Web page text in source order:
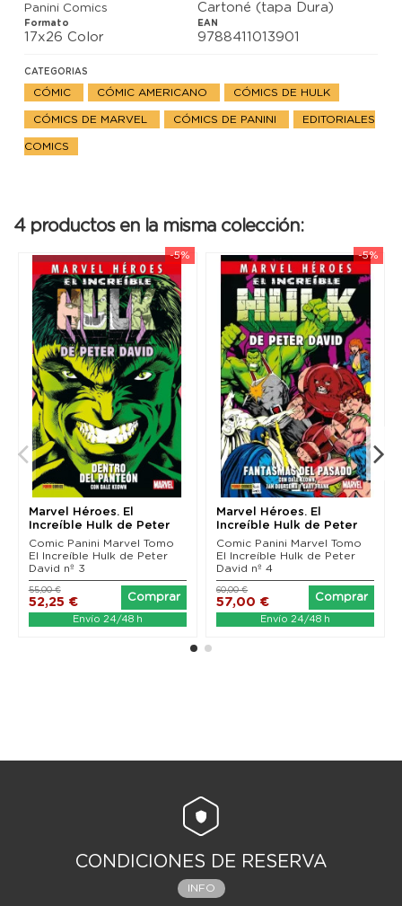
Panini Comics Cartoné (tapa Dura)
Formato
17x26 Color
EAN
9788411013901
CATEGORIAS
CÓMIC CÓMIC AMERICANO CÓMICS DE HULK
CÓMICS DE MARVEL CÓMICS DE PANINI EDITORIALES
COMICS
4 productos en la misma colección:
-5%
Marvel Héroes. El
Increíble Hulk de Peter
David 03. Dentro...
Comic Panini Marvel Tomo
El Increíble Hulk de Peter
David nº 3
52,25 €
55,00 €
Comprar
Envío 24/48 h
-5%
Marvel Héroes. El
Increíble Hulk de Peter
David 04. Fantasmas...
Comic Panini Marvel Tomo
El Increíble Hulk de Peter
David nº 4
57,00 €
60,00 €
Comprar
Envío 24/48 h
CONDICIONES DE RESERVA
INFO